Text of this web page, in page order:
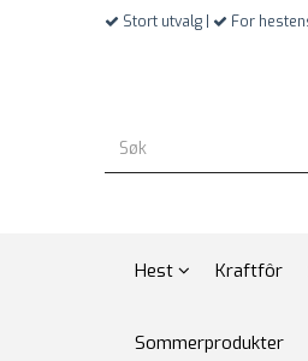
Stort utvalg | For
Hest Kraftfôr
Sommerprodukter